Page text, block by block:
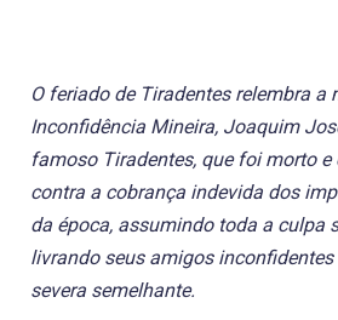
O feriado de Tiradentes relembra a
Inconfidência Mineira, Joaquim
famoso Tiradentes, que foi morto e
contra a cobrança indevida dos
da época, assumindo toda a culpa
livrando seus amigos
severa semelhante.